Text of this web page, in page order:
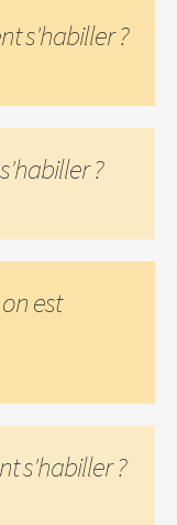
s'habiller ?
?
est
s'habiller ?